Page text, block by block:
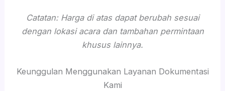
Catatan: Harga di atas dapat berubah sesuai
dengan lokasi acara dan tambahan permintaan
khusus lainnya.
Keunggulan Menggunakan Layanan Dokumentasi
Kami